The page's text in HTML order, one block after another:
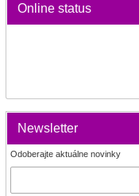
Online status
Newsletter
Odoberajte aktuálne novinky